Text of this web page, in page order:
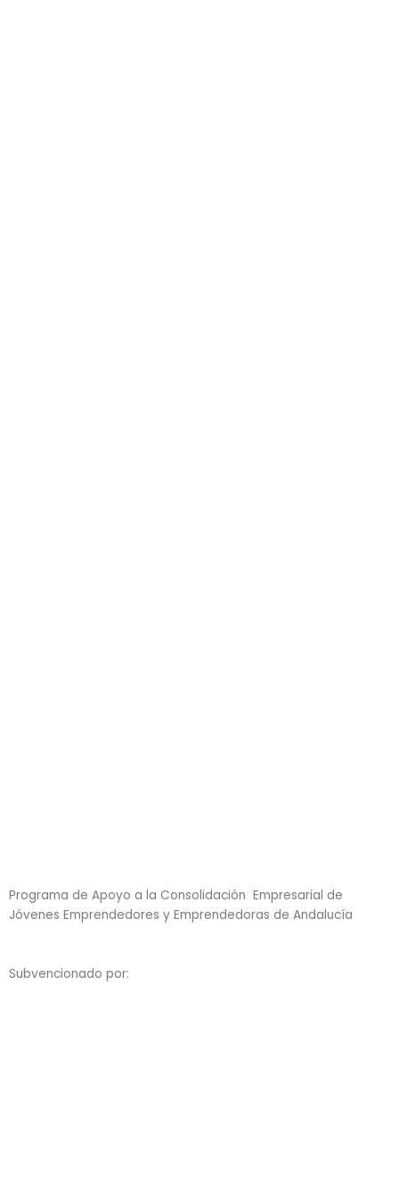
Programa de Apoyo a la Consolidación Empresarial de
Jóvenes Emprendedores y Emprendedoras de Andalucía
Subvencionado por: